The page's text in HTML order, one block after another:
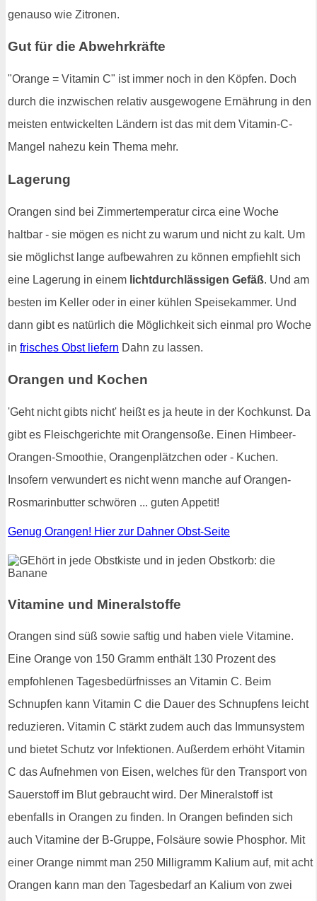
genauso wie Zitronen.
Gut für die Abwehrkräfte
"Orange = Vitamin C" ist immer noch in den Köpfen. Doch
durch die inzwischen relativ ausgewogene Ernährung in den
meisten entwickelten Ländern ist das mit dem Vitamin-C-
Mangel nahezu kein Thema mehr.
Lagerung
Orangen sind bei Zimmertemperatur circa eine Woche
haltbar - sie mögen es nicht zu warum und nicht zu kalt. Um
sie möglichst lange aufbewahren zu können empfiehlt sich
eine Lagerung in einem lichtdurchlässigen Gefäß. Und am
besten im Keller oder in einer kühlen Speisekammer. Und
dann gibt es natürlich die Möglichkeit sich einmal pro Woche
in frisches Obst liefern Dahn zu lassen.
Orangen und Kochen
'Geht nicht gibts nicht' heißt es ja heute in der Kochkunst. Da
gibt es Fleischgerichte mit Orangensoße. Einen Himbeer-
Orangen-Smoothie, Orangenplätzchen oder - Kuchen.
Insofern verwundert es nicht wenn manche auf Orangen-
Rosmarinbutter schwören ... guten Appetit!
Genug Orangen! Hier zur Dahner Obst-Seite
Vitamine und Mineralstoffe
Orangen sind süß sowie saftig und haben viele Vitamine.
Eine Orange von 150 Gramm enthält 130 Prozent des
empfohlenen Tagesbedürfnisses an Vitamin C. Beim
Schnupfen kann Vitamin C die Dauer des Schnupfens leicht
reduzieren. Vitamin C stärkt zudem auch das Immunsystem
und bietet Schutz vor Infektionen. Außerdem erhöht Vitamin
C das Aufnehmen von Eisen, welches für den Transport von
Sauerstoff im Blut gebraucht wird. Der Mineralstoff ist
ebenfalls in Orangen zu finden. In Orangen befinden sich
auch Vitamine der B-Gruppe, Folsäure sowie Phosphor. Mit
einer Orange nimmt man 250 Milligramm Kalium auf, mit acht
Orangen kann man den Tagesbedarf an Kalium von zwei